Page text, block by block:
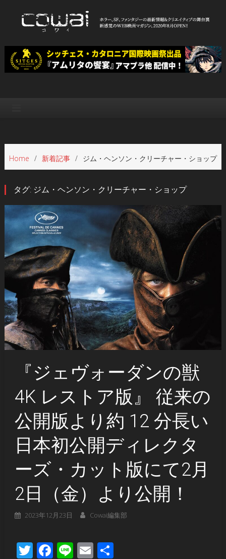
WEB映画マガジン「cowai コ
ワイ」
Home 新着記事 ジム・ヘンソン・クリーチャー・ショップ
タグ: ジム・ヘンソン・クリーチャー・ショップ
『ジェヴォーダンの獣
4K レストア版』 従来の
公開版より約 12 分長い
日本初公開ディレクタ
ーズ・カット版にて2月
2日（金）より公開！
2023年12月23日 Cowai編集部
Twitter
Facebook
LineEmail